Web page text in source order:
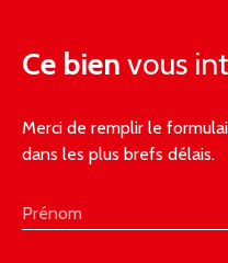
Ce bien vous
Merci de remplir le
dans les plus brefs délais.
Prénom